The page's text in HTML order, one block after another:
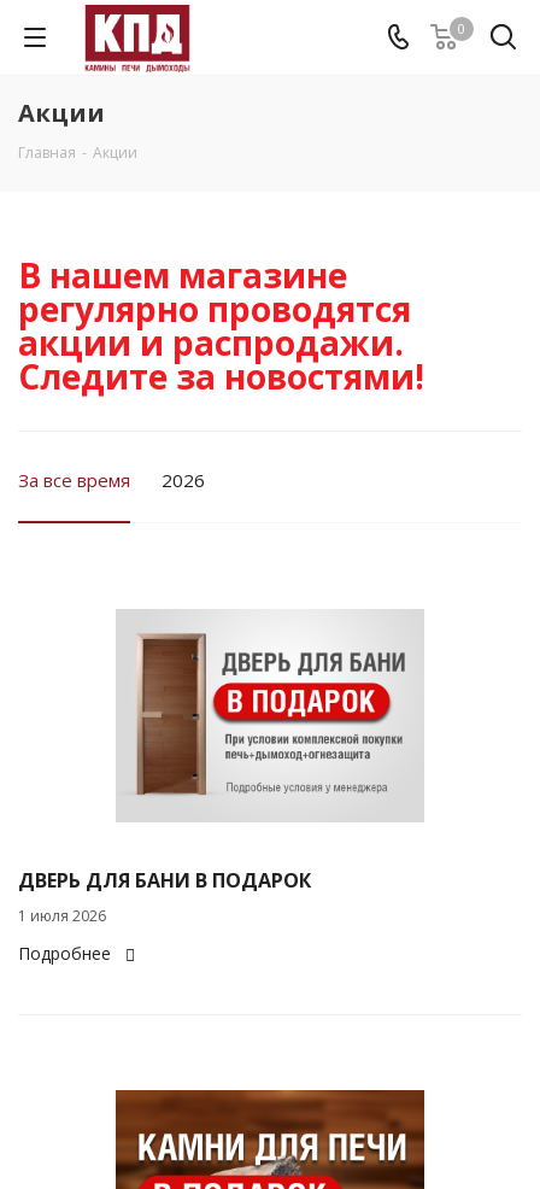
0
Акции
Главная - Акции
В нашем магазине
регулярно проводятся
акции и распродажи.
Следите за новостями!
За все время 2026
ДВЕРЬ ДЛЯ БАНИ В ПОДАРОК
1 июля 2026
Подробнее